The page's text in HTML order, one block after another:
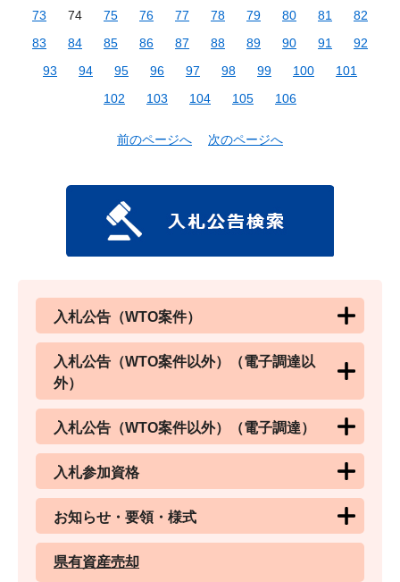
73
74 75 76 77 78 79 80 81
82
83
84 85 86 87 88 89 90 91
92
93
94 95 96 97 98 99 100
101
102
103 104 105 106
前のページへ 次のページへ
入札公告（WTO案件）
入札公告（WTO案件以外）（電子調達以
外）
入札公告（WTO案件以外）（電子調達）
入札参加資格
お知らせ・要領・様式
県有資産売却